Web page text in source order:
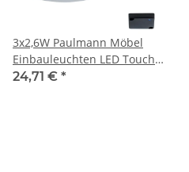
3x2,6W Paulmann Möbel
Einbauleuchten LED Touch
16mm
24,71 € *